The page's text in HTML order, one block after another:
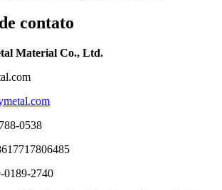
contato
Material Co., Ltd.
0538
0189-2740